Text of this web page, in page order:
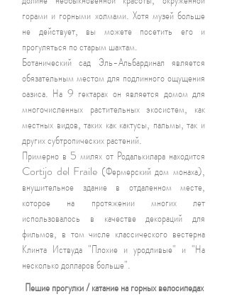
горами и горными холмами. Хотя музей больше
не действует, вы можете посетить его и
прогуляться по старым шахтам.
Ботанический сад Эль-Альбардинал является
обязательным местом для подлинного ощущения
оазиса. На 9 гектарах он является домом для
многочисленных растительных экосистем, как
местных видов, таких как кактусы, пальмы, так и
других субтропических растений.
Примерно в 5 милях от Родалькилара находится
Cortijo del Fraile (Фермерский дом монаха),
внушительное здание в отдаленном месте,
которое на протяжении многих лет
использовалось в качестве декораций для
фильмов, в том числе классического вестерна
Клинта Иствуда "Плохие и уродливые" и "На
несколько долларов больше".
Пешие прогулки / катание на горных велосипедах